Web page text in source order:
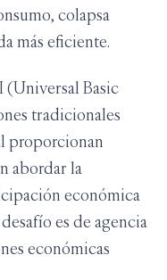
colapsa
más eficiente.
(Universal Basic
tradicionales
proporcionan
abordar la
económica
es de agencia
económicas